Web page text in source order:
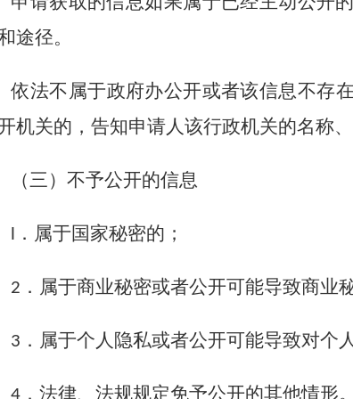
途径。
依法不属于政府办公开或者该信息不存
机关的，告知申请人该行政机关的名称、
（三）不予公开的信息
l ．属于国家秘密的；
2 ．属于商业秘密或者公开可能导致商业
3 ．属于个人隐私或者公开可能导致对个
．法律、法规规定免予公开的其他情形。